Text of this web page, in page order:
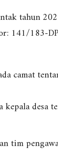
tahun
141/183-
camat
desa
tim